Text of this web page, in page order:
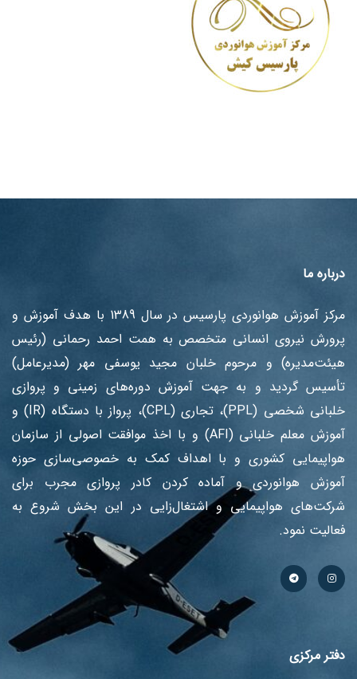
درباره ما
مرکز آموزش هوانوردی پارسیس در سال 1389 با هدف آموزش ‌و
پرورش نیروی انسانی متخصص به همت احمد رحمانی (رئیس
هیئت‌مدیره) و مرحوم خلبان مجید یوسفی مهر (مدیرعامل)
تأسیس گردید و به جهت آموزش دوره‌های زمینی و پروازی
خلبانی شخصی (PPL)، تجاری (CPL)، پرواز با دستگاه (IR) و
آموزش معلم خلبانی (AFI) و با اخذ موافقت اصولی از سازمان
هواپیمایی کشوری و با اهداف کمک به خصوصی‌سازی حوزه
آموزش هوانوردی و آماده کردن کادر پروازی مجرب برای
شرکت‌های هواپیمایی و اشتغال‌زایی در این بخش شروع به
فعالیت نمود.
دفتر مرکزی